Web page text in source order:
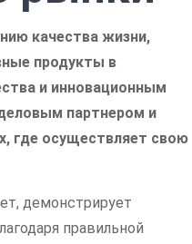
качества жизни,
продукты в
и инновационным
партнером и
где осуществляет свою
демонстрирует
правильной